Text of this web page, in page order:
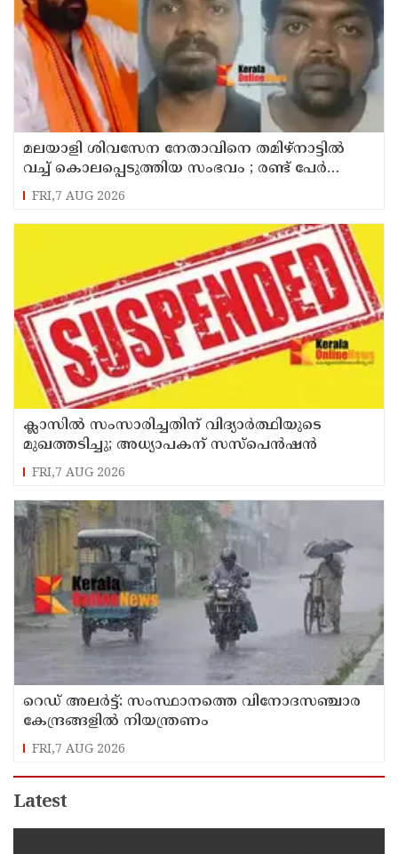
മലയാളി ശിവസേന നേതാവിനെ തമിഴ്നാട്ടിൽ
വച്ച് കൊലപ്പെടുത്തിയ സംഭവം ; രണ്ട് പേർ
പിടിയിൽ
FRI,7 AUG 2026
ക്ലാസിൽ സംസാരിച്ചതിന് വിദ്യാര്‍ത്ഥിയുടെ
മുഖത്തടിച്ചു; അധ്യാപകന് സസ്പെൻഷൻ
FRI,7 AUG 2026
റെഡ് അലർട്ട്: സംസ്ഥാനത്തെ വിനോദസഞ്ചാര
കേന്ദ്രങ്ങളിൽ നിയന്ത്രണം
FRI,7 AUG 2026
Latest